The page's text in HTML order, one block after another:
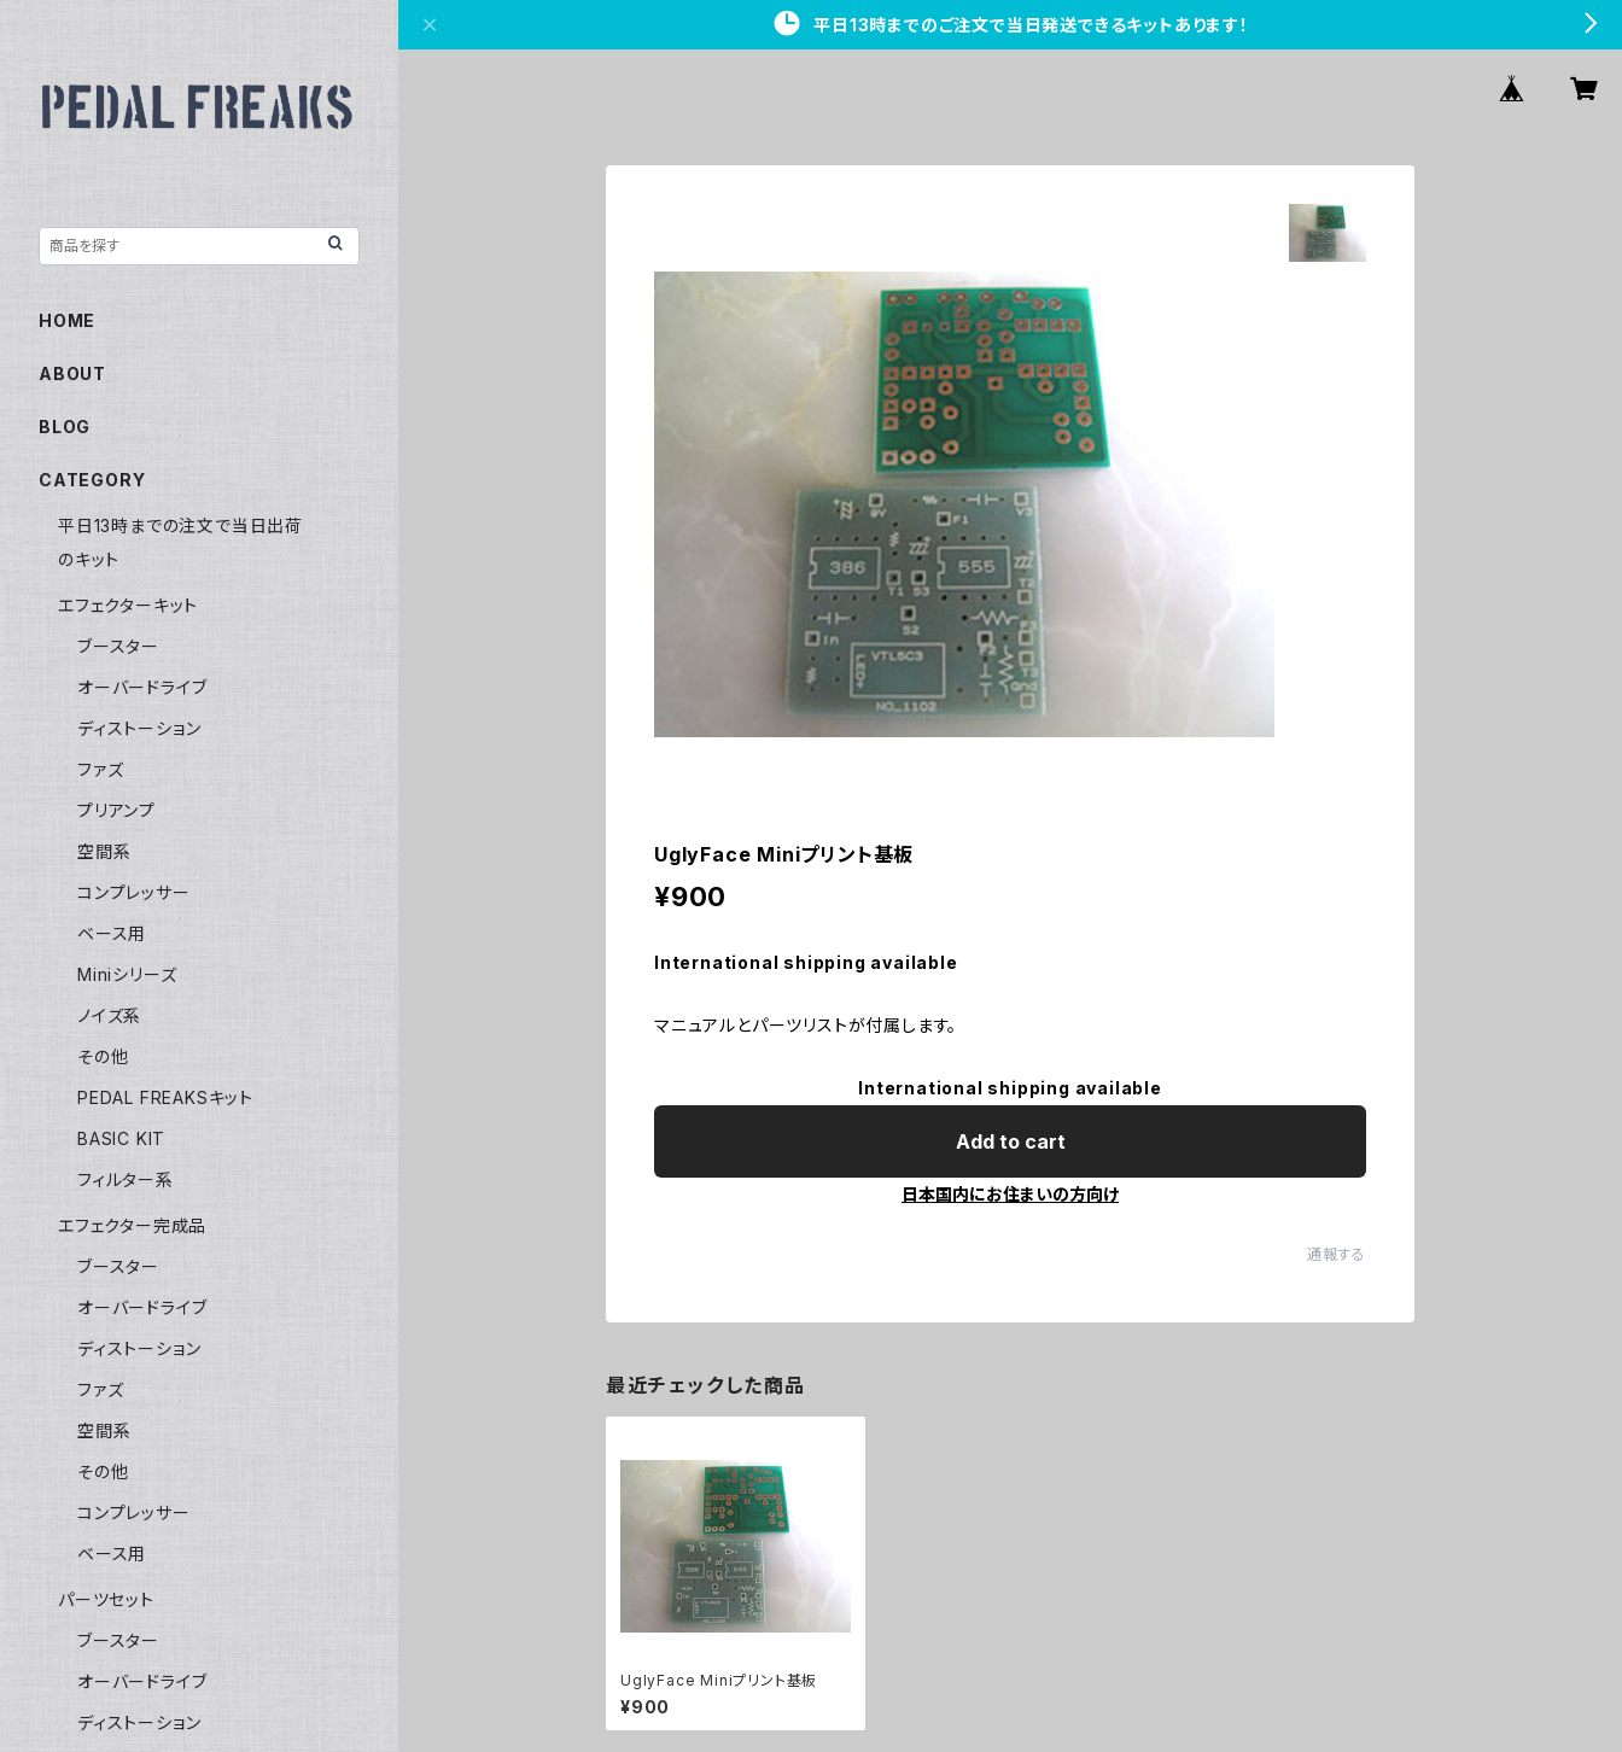
平日13時までのご注文で当日発送できるキットあります！
UglyFace Miniプリント基板
¥900
International shipping available
マニュアルとパーツリストが付属します。
International shipping available
Add to cart
日本国内にお住まいの方向け
通報する
最近チェックした商品
UglyFace Miniプリント基板
¥900
HOME
ABOUT
BLOG
CATEGORY
平日13時までの注文で当日出荷
のキット
エフェクターキット
ブースター
オーバードライブ
ディストーション
ファズ
プリアンプ
空間系
コンプレッサー
ベース用
Miniシリーズ
ノイズ系
その他
PEDAL FREAKSキット
BASIC KIT
フィルター系
エフェクター完成品
ブースター
オーバードライブ
ディストーション
ファズ
空間系
その他
コンプレッサー
ベース用
パーツセット
ブースター
オーバードライブ
ディストーション